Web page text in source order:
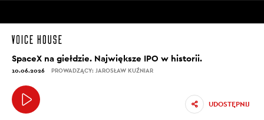
SpaceX na giełdzie. Największe IPO w historii.
10.06.2026 PROWADZĄCY: JAROSŁAW KUŹNIAR
UDOSTĘPNIJ